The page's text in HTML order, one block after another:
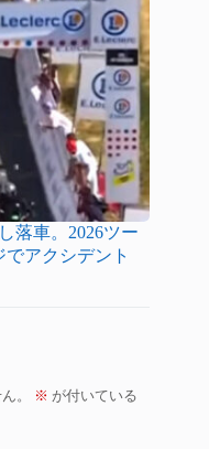
落車。2026ツー
アクシデント
。 ※ が付いている